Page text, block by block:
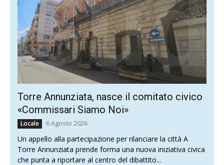
Torre Annunziata, nasce il comitato civico
«Commissari Siamo Noi»
Locale 6 Agosto 2026
Un appello alla partecipazione per rilanciare la città A
Torre Annunziata prende forma una nuova iniziativa civica
che punta a riportare al centro del dibattito...